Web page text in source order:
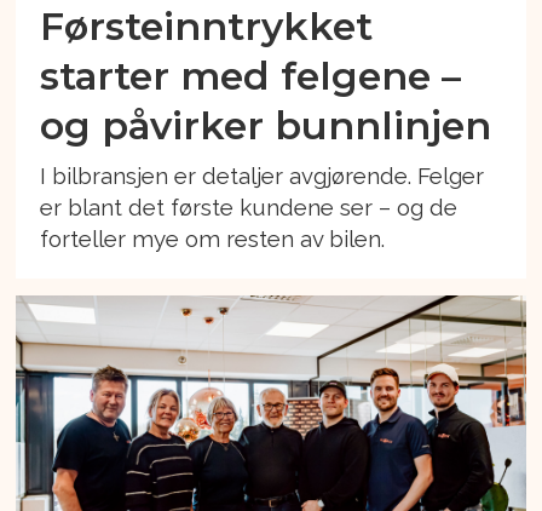
Førsteinntrykket
starter med felgene –
og påvirker bunnlinjen
I bilbransjen er detaljer avgjørende. Felger
er blant det første kundene ser – og de
forteller mye om resten av bilen.